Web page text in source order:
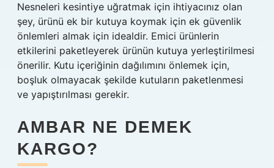
Nesneleri kesintiye uğratmak için ihtiyacınız olan
şey, ürünü ek bir kutuya koymak için ek güvenlik
önlemleri almak için idealdir. Emici ürünlerin
etkilerini paketleyerek ürünün kutuya yerleştirilmesi
önerilir. Kutu içeriğinin dağılımını önlemek için,
boşluk olmayacak şekilde kutuların paketlenmesi
ve yapıştırılması gerekir.
AMBAR NE DEMEK
KARGO?